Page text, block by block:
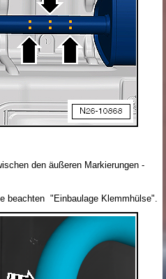
den äußeren Markierungen -
beachten "Einbaulage Klemmhülse".